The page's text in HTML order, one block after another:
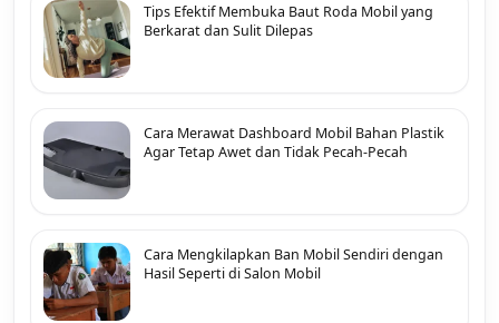
Tips Efektif Membuka Baut Roda Mobil yang
Berkarat dan Sulit Dilepas
Cara Merawat Dashboard Mobil Bahan Plastik
Agar Tetap Awet dan Tidak Pecah-Pecah
Cara Mengkilapkan Ban Mobil Sendiri dengan
Hasil Seperti di Salon Mobil